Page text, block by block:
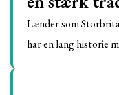
Lænder som
har en lang historie